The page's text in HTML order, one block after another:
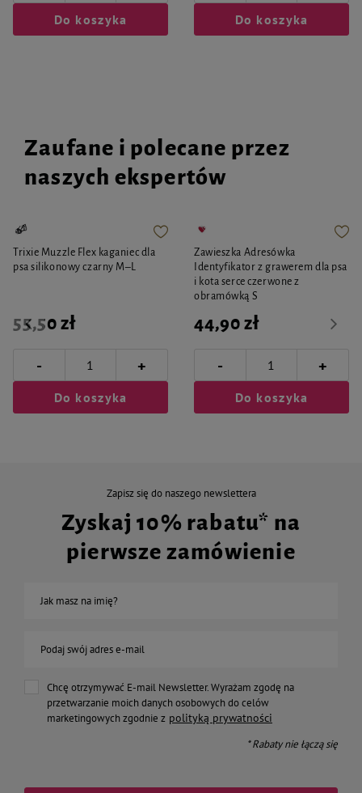
Do koszyka Do koszyka
Zaufane i polecane przez
naszych ekspertów
Trixie Muzzle Flex kaganiec dla
psa silikonowy czarny M–L
55,50 zł
- +
Do koszyka
Zawieszka Adresówka
Identyfikator z grawerem dla psa
i kota serce czerwone z
obramówką S
44,90 zł
- +
Do koszyka
Zapisz się do naszego newslettera
Zyskaj 10% rabatu* na
pierwsze zamówienie
Jak masz na imię?
Podaj swój adres e-mail
Chcę otrzymywać E-mail Newsletter. Wyrażam zgodę na
przetwarzanie moich danych osobowych do celów
marketingowych zgodnie z polityką prywatności
* Rabaty nie łączą się